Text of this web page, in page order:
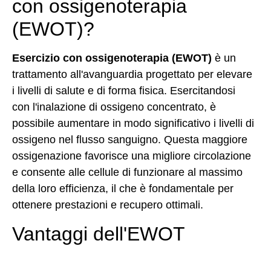
con ossigenoterapia
(EWOT)?
Esercizio con ossigenoterapia (EWOT) è un
trattamento all'avanguardia progettato per elevare
i livelli di salute e di forma fisica. Esercitandosi
con l'inalazione di ossigeno concentrato, è
possibile aumentare in modo significativo i livelli di
ossigeno nel flusso sanguigno. Questa maggiore
ossigenazione favorisce una migliore circolazione
e consente alle cellule di funzionare al massimo
della loro efficienza, il che è fondamentale per
ottenere prestazioni e recupero ottimali.
Vantaggi dell'EWOT